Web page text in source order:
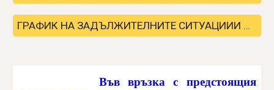
ГРАФИК НА ЗАДЪЛЖИТЕЛНИТЕ СИТУАЦИИИ ПО БДП ЗА УЧЕБНАТА 2023/2024г.
Във връзка с предстоящия